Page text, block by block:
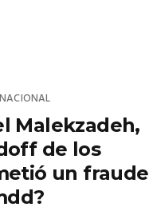
Malekzadeh,
de los
un fraude